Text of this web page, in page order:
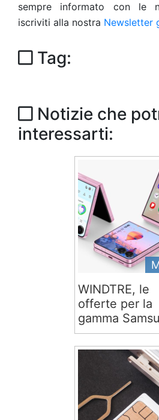
sempre informato con le
iscriviti alla nostra Newsletter
Tag:
Notizie che
interessarti:
WINDTRE, le
offerte per la
gamma